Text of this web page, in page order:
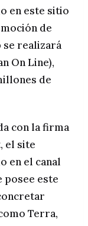
en este sitio
de
se realizará
On Line),
de
con la firma
el site
en el canal
este
Terra,